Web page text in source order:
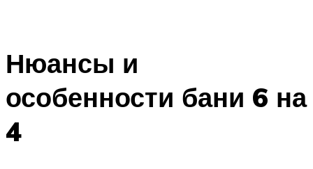
Нюансы и
особенности бани 6 на
4